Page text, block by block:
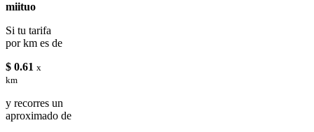
miituo
Si tu tarifa
por km es de
$ 0.61 x
km
y recorres un
aproximado de